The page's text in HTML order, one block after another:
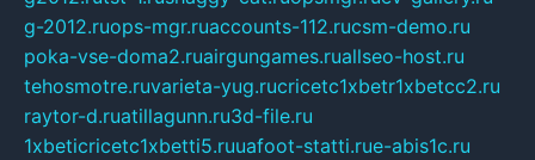
g-2012.ruops-mgr.ruaccounts-112.rucsm-demo.ru
poka-vse-doma2.ruairgungames.ruallseo-host.ru
tehosmotre.ruvarieta-yug.rucricetc1xbetr1xbetcc2.ru
raytor-d.ruatillagunn.ru3d-file.ru
1xbeticricetc1xbetti5.ruuafoot-statti.rue-abis1c.ru